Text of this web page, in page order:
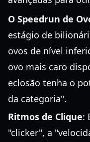
O Speedrun de
estágio de
ovos de nível
ovo mais caro
eclosão tenha o
da categoria".
Ritmos de Clique:
"clicker", a